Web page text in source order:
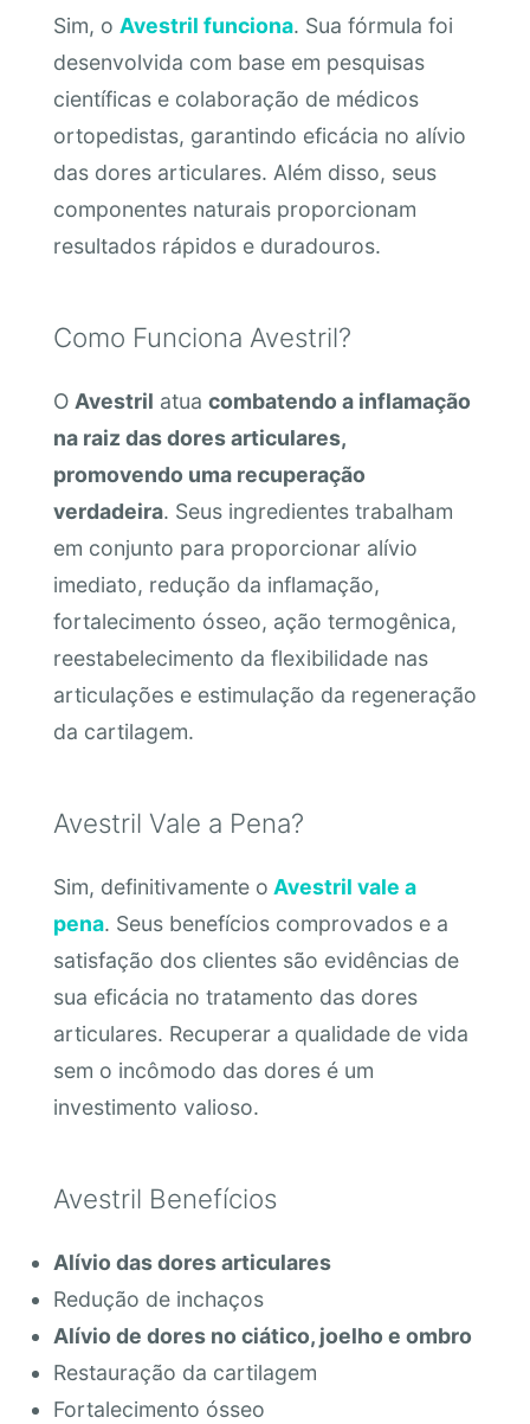
Sim, o Avestril funciona. Sua fórmula foi
desenvolvida com base em pesquisas
científicas e colaboração de médicos
ortopedistas, garantindo eficácia no alívio
das dores articulares. Além disso, seus
componentes naturais proporcionam
resultados rápidos e duradouros.
Como Funciona Avestril?
O Avestril atua combatendo a inflamação
na raiz das dores articulares,
promovendo uma recuperação
verdadeira. Seus ingredientes trabalham
em conjunto para proporcionar alívio
imediato, redução da inflamação,
fortalecimento ósseo, ação termogênica,
reestabelecimento da flexibilidade nas
articulações e estimulação da regeneração
da cartilagem.
Avestril Vale a Pena?
Sim, definitivamente o Avestril vale a
pena. Seus benefícios comprovados e a
satisfação dos clientes são evidências de
sua eficácia no tratamento das dores
articulares. Recuperar a qualidade de vida
sem o incômodo das dores é um
investimento valioso.
Avestril Benefícios
Alívio das dores articulares
Redução de inchaços
Alívio de dores no ciático, joelho e ombro
Restauração da cartilagem
Fortalecimento ósseo